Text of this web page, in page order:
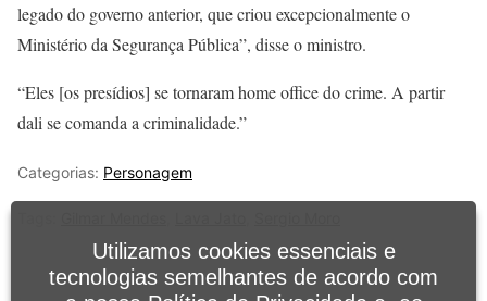
legado do governo anterior, que criou excepcionalmente o
Ministério da Segurança Pública”, disse o ministro.
“Eles [os presídios] se tornaram home office do crime. A partir
dali se comanda a criminalidade.”
Categorias: Personagem
Utilizamos cookies essenciais e
tecnologias semelhantes de acordo com